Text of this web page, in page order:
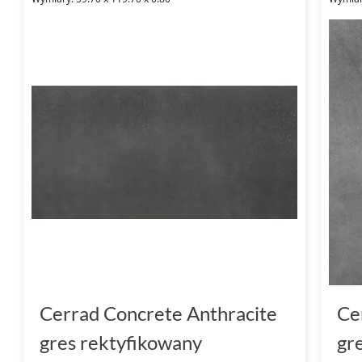
Cerrad Concrete Anthracite
gres rektyfikowany